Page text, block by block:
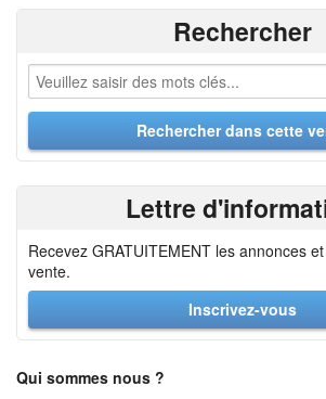
Rechercher
Lettre
Recevez GRATUITEMENT les annonces
vente.
Inscrivez-vous
Qui sommes nous ?